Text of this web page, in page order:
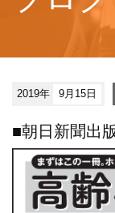
2019年 9月15日
■朝日新聞出